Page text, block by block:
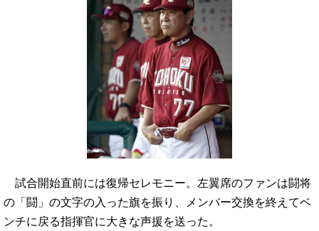
試合開始直前には復帰セレモニー。左翼席のファンは闘将
の「闘」の文字の入った旗を振り、メンバー交換を終えてベ
ンチに戻る指揮官に大きな声援を送った。